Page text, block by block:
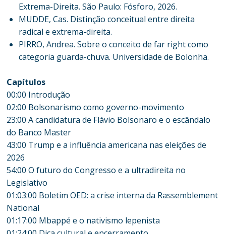
Extrema-Direita. São Paulo: Fósforo, 2026.
MUDDE, Cas. Distinção conceitual entre direita
radical e extrema-direita.
PIRRO, Andrea. Sobre o conceito de far right como
categoria guarda-chuva. Universidade de Bolonha.
Capítulos
00:00 Introdução
02:00 Bolsonarismo como governo-movimento
23:00 A candidatura de Flávio Bolsonaro e o escândalo
do Banco Master
43:00 Trump e a influência americana nas eleições de
2026
54:00 O futuro do Congresso e a ultradireita no
Legislativo
01:03:00 Boletim OED: a crise interna da Rassemblement
National
01:17:00 Mbappé e o nativismo lepenista